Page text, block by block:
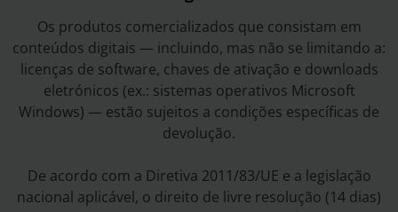
Os produtos comercializados que consistam em
conteúdos digitais — incluindo, mas não se limitando a:
licenças de software, chaves de ativação e downloads
eletrónicos (ex.: sistemas operativos Microsoft
Windows) — estão sujeitos a condições específicas de
devolução.
De acordo com a Diretiva 2011/83/UE e a legislação
nacional aplicável, o direito de livre resolução (14 dias)